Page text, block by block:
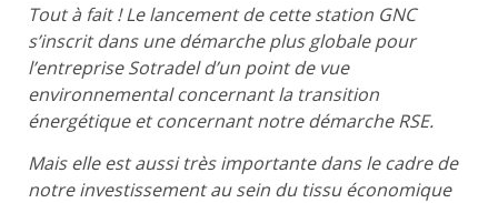
Tout à fait ! Le lancement de cette station GNC
s’inscrit dans une démarche plus globale pour
l’entreprise Sotradel d’un point de vue
environnemental concernant la transition
énergétique et concernant notre démarche RSE.
Mais elle est aussi très importante dans le cadre de
notre investissement au sein du tissu économique